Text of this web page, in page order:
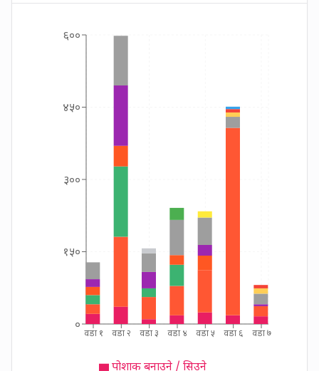
वडा १ वडा २ वडा ३ वडा ४ वडा ५ वडा ६ वडा ७
०
१५०
३००
४५०
६००
पोशाक बनाउने / सिउने